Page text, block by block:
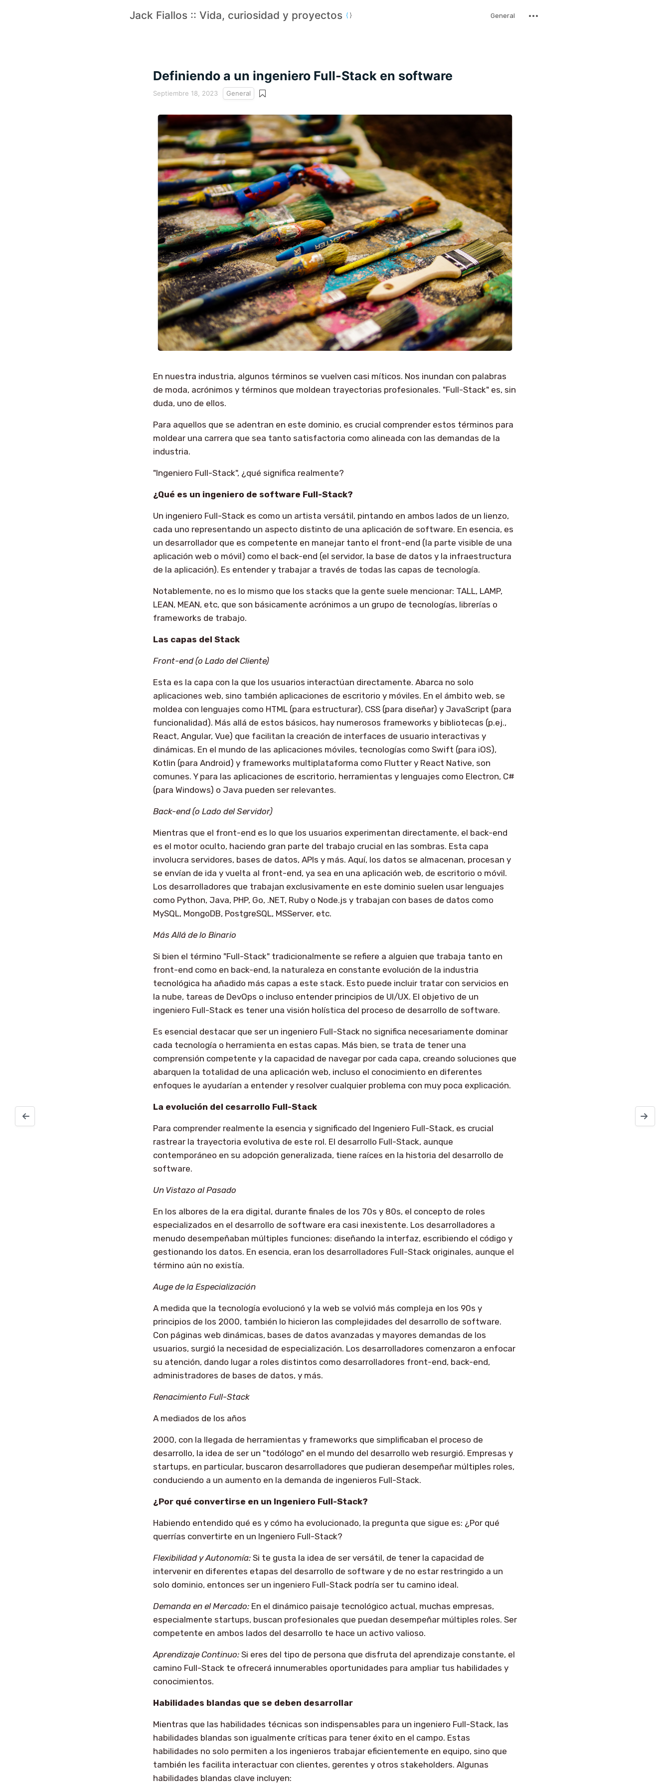
Jack Fiallos :: Vida, curiosidad y proyectos General
Definiendo a un ingeniero Full-Stack en software
Septiembre 18, 2023 General
En nuestra industria, algunos términos se vuelven casi míticos. Nos inundan con palabras
de moda, acrónimos y términos que moldean trayectorias profesionales. "Full-Stack" es, sin
duda, uno de ellos.
Para aquellos que se adentran en este dominio, es crucial comprender estos términos para
moldear una carrera que sea tanto satisfactoria como alineada con las demandas de la
industria.
"Ingeniero Full-Stack", ¿qué significa realmente?
¿Qué es un ingeniero de software Full-Stack?
Un ingeniero Full-Stack es como un artista versátil, pintando en ambos lados de un lienzo,
cada uno representando un aspecto distinto de una aplicación de software. En esencia, es
un desarrollador que es competente en manejar tanto el front-end (la parte visible de una
aplicación web o móvil) como el back-end (el servidor, la base de datos y la infraestructura
de la aplicación). Es entender y trabajar a través de todas las capas de tecnología.
Notablemente, no es lo mismo que los stacks que la gente suele mencionar: TALL, LAMP,
LEAN, MEAN, etc, que son básicamente acrónimos a un grupo de tecnologías, librerías o
frameworks de trabajo.
Las capas del Stack
Front-end (o Lado del Cliente)
Esta es la capa con la que los usuarios interactúan directamente. Abarca no solo
aplicaciones web, sino también aplicaciones de escritorio y móviles. En el ámbito web, se
moldea con lenguajes como HTML (para estructurar), CSS (para diseñar) y JavaScript (para
funcionalidad). Más allá de estos básicos, hay numerosos frameworks y bibliotecas (p.ej.,
React, Angular, Vue) que facilitan la creación de interfaces de usuario interactivas y
dinámicas. En el mundo de las aplicaciones móviles, tecnologías como Swift (para iOS),
Kotlin (para Android) y frameworks multiplataforma como Flutter y React Native, son
comunes. Y para las aplicaciones de escritorio, herramientas y lenguajes como Electron, C#
(para Windows) o Java pueden ser relevantes.
Back-end (o Lado del Servidor)
Mientras que el front-end es lo que los usuarios experimentan directamente, el back-end
es el motor oculto, haciendo gran parte del trabajo crucial en las sombras. Esta capa
involucra servidores, bases de datos, APIs y más. Aquí, los datos se almacenan, procesan y
se envían de ida y vuelta al front-end, ya sea en una aplicación web, de escritorio o móvil.
Los desarrolladores que trabajan exclusivamente en este dominio suelen usar lenguajes
como Python, Java, PHP, Go, .NET, Ruby o Node.js y trabajan con bases de datos como
MySQL, MongoDB, PostgreSQL, MSServer, etc.
Más Allá de lo Binario
Si bien el término "Full-Stack" tradicionalmente se refiere a alguien que trabaja tanto en
front-end como en back-end, la naturaleza en constante evolución de la industria
tecnológica ha añadido más capas a este stack. Esto puede incluir tratar con servicios en
la nube, tareas de DevOps o incluso entender principios de UI/UX. El objetivo de un
ingeniero Full-Stack es tener una visión holística del proceso de desarrollo de software.
Es esencial destacar que ser un ingeniero Full-Stack no significa necesariamente dominar
cada tecnología o herramienta en estas capas. Más bien, se trata de tener una
comprensión competente y la capacidad de navegar por cada capa, creando soluciones que
abarquen la totalidad de una aplicación web, incluso el conocimiento en diferentes
enfoques le ayudarían a entender y resolver cualquier problema con muy poca explicación.
La evolución del cesarrollo Full-Stack
Para comprender realmente la esencia y significado del Ingeniero Full-Stack, es crucial
rastrear la trayectoria evolutiva de este rol. El desarrollo Full-Stack, aunque
contemporáneo en su adopción generalizada, tiene raíces en la historia del desarrollo de
software.
Un Vistazo al Pasado
En los albores de la era digital, durante finales de los 70s y 80s, el concepto de roles
especializados en el desarrollo de software era casi inexistente. Los desarrolladores a
menudo desempeñaban múltiples funciones: diseñando la interfaz, escribiendo el código y
gestionando los datos. En esencia, eran los desarrolladores Full-Stack originales, aunque el
término aún no existía.
Auge de la Especialización
A medida que la tecnología evolucionó y la web se volvió más compleja en los 90s y
principios de los 2000, también lo hicieron las complejidades del desarrollo de software.
Con páginas web dinámicas, bases de datos avanzadas y mayores demandas de los
usuarios, surgió la necesidad de especialización. Los desarrolladores comenzaron a enfocar
su atención, dando lugar a roles distintos como desarrolladores front-end, back-end,
administradores de bases de datos, y más.
Renacimiento Full-Stack
A mediados de los años
2000, con la llegada de herramientas y frameworks que simplificaban el proceso de
desarrollo, la idea de ser un "todólogo" en el mundo del desarrollo web resurgió. Empresas y
startups, en particular, buscaron desarrolladores que pudieran desempeñar múltiples roles,
conduciendo a un aumento en la demanda de ingenieros Full-Stack.
¿Por qué convertirse en un Ingeniero Full-Stack?
Habiendo entendido qué es y cómo ha evolucionado, la pregunta que sigue es: ¿Por qué
querrías convertirte en un Ingeniero Full-Stack?
Flexibilidad y Autonomía: Si te gusta la idea de ser versátil, de tener la capacidad de
intervenir en diferentes etapas del desarrollo de software y de no estar restringido a un
solo dominio, entonces ser un ingeniero Full-Stack podría ser tu camino ideal.
Demanda en el Mercado: En el dinámico paisaje tecnológico actual, muchas empresas,
especialmente startups, buscan profesionales que puedan desempeñar múltiples roles. Ser
competente en ambos lados del desarrollo te hace un activo valioso.
Aprendizaje Continuo: Si eres del tipo de persona que disfruta del aprendizaje constante, el
camino Full-Stack te ofrecerá innumerables oportunidades para ampliar tus habilidades y
conocimientos.
Habilidades blandas que se deben desarrollar
Mientras que las habilidades técnicas son indispensables para un ingeniero Full-Stack, las
habilidades blandas son igualmente críticas para tener éxito en el campo. Estas
habilidades no solo permiten a los ingenieros trabajar eficientemente en equipo, sino que
también les facilita interactuar con clientes, gerentes y otros stakeholders. Algunas
habilidades blandas clave incluyen: